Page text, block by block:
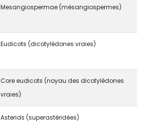
Mesangiospermae (mésangiospermes)
Eudicots (dicotylédones vraies)
Core eudicots (noyau des dicotylédones
vraies)
Asterids (superastéridées)